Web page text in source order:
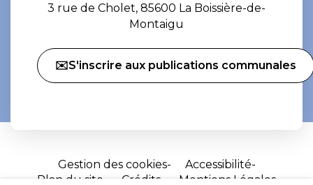
3 rue de Cholet, 85600 La Boissière-de-
Montaigu
✉️S'inscrire aux publications communales
Gestion des cookies
Accessibilité
Plan du site
Crédits Mentions Légales